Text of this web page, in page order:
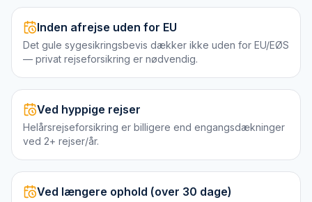
Inden afrejse uden for EU
Det gule sygesikringsbevis dækker ikke uden for EU/EØS
— privat rejseforsikring er nødvendig.
Ved hyppige rejser
Helårsrejseforsikring er billigere end engangsdækninger
ved 2+ rejser/år.
Ved længere ophold (over 30 dage)